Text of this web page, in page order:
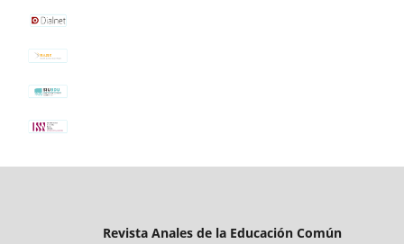
Revista Anales de la Educación Común